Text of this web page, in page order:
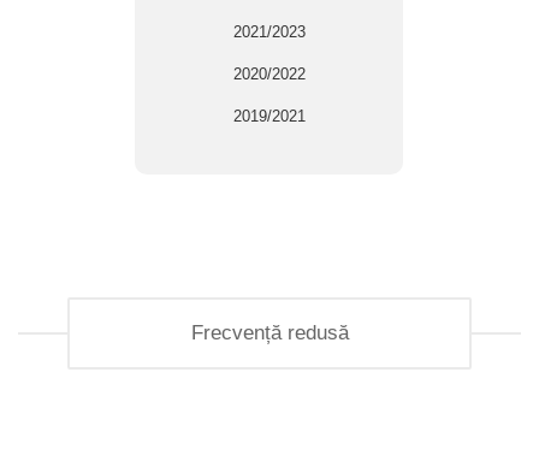
2021/2023
2020/2022
2019/2021
Frecvență redusă